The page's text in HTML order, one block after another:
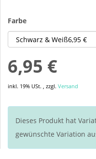
Farbe
6,95 €
inkl. 19% USt. , zzgl. Versand
Dieses Produkt hat
gewünschte Variation